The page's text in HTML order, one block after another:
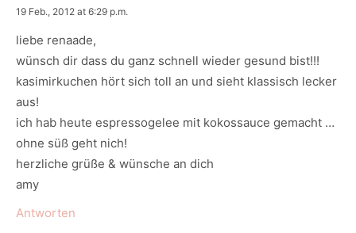
says:
19 Feb., 2012 at 6:29 p.m.
liebe renaade,
wünsch dir dass du ganz schnell wieder gesund bist!!!
kasimirkuchen hört sich toll an und sieht klassisch lecker
aus!
ich hab heute espressogelee mit kokossauce gemacht …
ohne süß geht nich!
herzliche grüße & wünsche an dich
amy
Antworten